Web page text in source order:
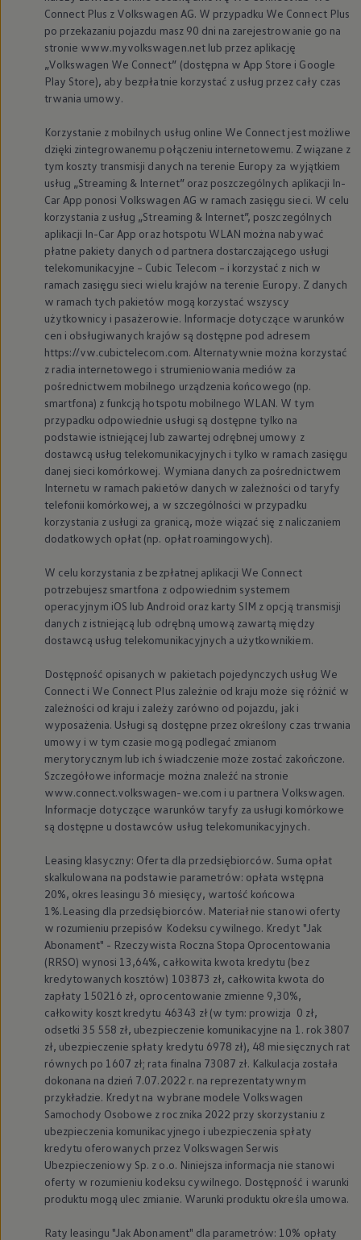
Connect Plus z Volkswagen AG. W przypadku We Connect Plus
po przekazaniu pojazdu masz 90 dni na zarejestrowanie go na
stronie www.myvolkswagen.net lub przez aplikację
„Volkswagen We Connect” (dostępna w App Store i Google
Play Store), aby bezpłatnie korzystać z usług przez cały czas
trwania umowy.
Korzystanie z mobilnych usług online We Connect jest możliwe
dzięki zintegrowanemu połączeniu internetowemu. Związane z
tym koszty transmisji danych na terenie Europy za wyjątkiem
usług „Streaming & Internet” oraz poszczególnych aplikacji In-
Car App ponosi Volkswagen AG w ramach zasięgu sieci. W celu
korzystania z usług „Streaming & Internet”, poszczególnych
aplikacji In-Car App oraz hotspotu WLAN można nabywać
płatne pakiety danych od partnera dostarczającego usługi
telekomunikacyjne – Cubic Telecom – i korzystać z nich w
ramach zasięgu sieci wielu krajów na terenie Europy. Z danych
w ramach tych pakietów mogą korzystać wszyscy
użytkownicy i pasażerowie. Informacje dotyczące warunków
cen i obsługiwanych krajów są dostępne pod adresem
https://vw.cubictelecom.com. Alternatywnie można korzystać
z radia internetowego i strumieniowania mediów za
pośrednictwem mobilnego urządzenia końcowego (np.
smartfona) z funkcją hotspotu mobilnego WLAN. W tym
przypadku odpowiednie usługi są dostępne tylko na
podstawie istniejącej lub zawartej odrębnej umowy z
dostawcą usług telekomunikacyjnych i tylko w ramach zasięgu
danej sieci komórkowej. Wymiana danych za pośrednictwem
Internetu w ramach pakietów danych w zależności od taryfy
telefonii komórkowej, a w szczególności w przypadku
korzystania z usługi za granicą, może wiązać się z naliczaniem
dodatkowych opłat (np. opłat roamingowych).
W celu korzystania z bezpłatnej aplikacji We Connect
potrzebujesz smartfona z odpowiednim systemem
operacyjnym iOS lub Android oraz karty SIM z opcją transmisji
danych z istniejącą lub odrębną umową zawartą między
dostawcą usług telekomunikacyjnych a użytkownikiem.
Dostępność opisanych w pakietach pojedynczych usług We
Connect i We Connect Plus zależnie od kraju może się różnić w
zależności od kraju i zależy zarówno od pojazdu, jak i
wyposażenia. Usługi są dostępne przez określony czas trwania
umowy i w tym czasie mogą podlegać zmianom
merytorycznym lub ich świadczenie może zostać zakończone.
Szczegółowe informacje można znaleźć na stronie
www.connect.volkswagen-we.com i u partnera Volkswagen.
Informacje dotyczące warunków taryfy za usługi komórkowe
są dostępne u dostawców usług telekomunikacyjnych.
Leasing klasyczny: Oferta dla przedsiębiorców. Suma opłat
skalkulowana na podstawie parametrów: opłata wstępna
20%, okres leasingu 36 miesięcy, wartość końcowa
1%.Leasing dla przedsiębiorców. Materiał nie stanowi oferty
w rozumieniu przepisów Kodeksu cywilnego. Kredyt "Jak
Abonament" - Rzeczywista Roczna Stopa Oprocentowania
(RRSO) wynosi 13,64%, całkowita kwota kredytu (bez
kredytowanych kosztów) 103873 zł, całkowita kwota do
zapłaty 150216 zł, oprocentowanie zmienne 9,30%,
całkowity koszt kredytu 46343 zł (w tym: prowizja 0 zł,
odsetki 35 558 zł, ubezpieczenie komunikacyjne na 1. rok 3807
zł, ubezpieczenie spłaty kredytu 6978 zł), 48 miesięcznych rat
równych po 1607 zł; rata finalna 73087 zł. Kalkulacja została
dokonana na dzień 7.07.2022 r. na reprezentatywnym
przykładzie. Kredyt na wybrane modele Volkswagen
Samochody Osobowe z rocznika 2022 przy skorzystaniu z
ubezpieczenia komunikacyjnego i ubezpieczenia spłaty
kredytu oferowanych przez Volkswagen Serwis
Ubezpieczeniowy Sp. z o.o. Niniejsza informacja nie stanowi
oferty w rozumieniu kodeksu cywilnego. Dostępność i warunki
produktu mogą ulec zmianie. Warunki produktu określa umowa.
Raty leasingu "Jak Abonament" dla parametrów: 10% opłaty